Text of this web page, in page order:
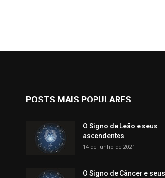
POSTS MAIS POPULARES
O Signo de Leão e seus
ascendentes
14 de junho de 2021
O Signo de Câncer e seus